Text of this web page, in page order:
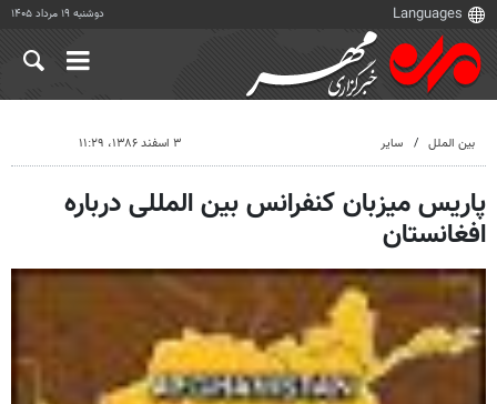
دوشنبه ۱۹ مرداد ۱۴۰۵
بین الملل سایر ۳ اسفند ۱۳۸۶، ۱۱:۲۹
پاریس میزبان کنفرانس بین المللی درباره
افغانستان